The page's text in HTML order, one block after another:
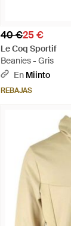
40 €25 €
Le Coq Sportif
Beanies - Gris
En Miinto
REBAJAS